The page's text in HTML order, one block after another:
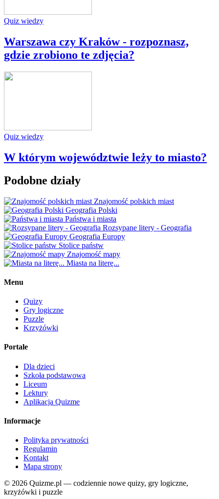
Quiz wiedzy
Warszawa czy Kraków - rozpoznasz,
gdzie zrobiono te zdjęcia?
Quiz wiedzy
W którym województwie leży to miasto?
Podobne działy
Znajomość polskich miast
Geografia Polski
Państwa i miasta
Rozsypane litery - Geografia
Geografia Europy
Stolice państw
Znajomość mapy
Miasta na literę...
Menu
Quizy
Gry logiczne
Puzzle
Krzyżówki
Portale
Dla dzieci
Szkoła podstawowa
Liceum
Lektury
Aplikacja Quizme
Informacje
Polityka prywatności
Regulamin
Kontakt
Mapa strony
© 2026 Quizme.pl — codziennie nowe quizy, gry logiczne,
krzyżówki i puzzle